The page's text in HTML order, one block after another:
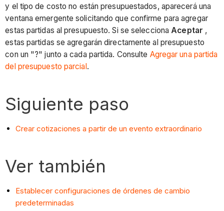
y el tipo de costo no están presupuestados, aparecerá una
ventana emergente solicitando que confirme para agregar
estas partidas al presupuesto. Si se seleccionaAceptar ,
estas partidas se agregarán directamente al presupuesto
con un "?" junto a cada partida. Consulte Agregar una partida
del presupuesto parcial.
Siguiente paso
Crear cotizaciones a partir de un evento extraordinario
Ver también
Establecer configuraciones de órdenes de cambio
predeterminadas